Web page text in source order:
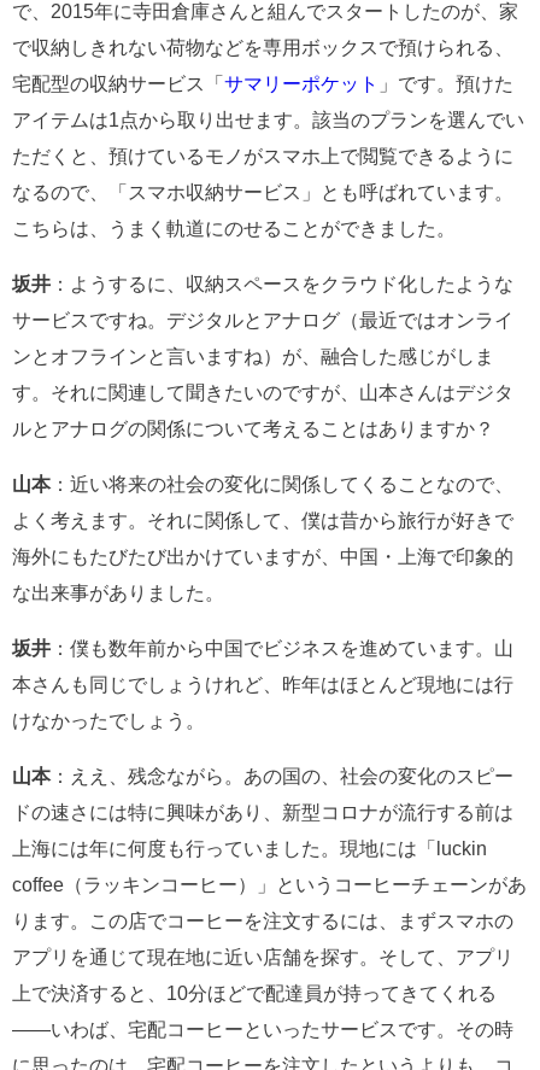
で、2015年に寺田倉庫さんと組んでスタートしたのが、家
で収納しきれない荷物などを専用ボックスで預けられる、
宅配型の収納サービス「 サマリーポケット 」です。預けた
アイテムは1点から取り出せます。該当のプランを選んでい
ただくと、預けているモノがスマホ上で閲覧できるように
なるので、「スマホ収納サービス」とも呼ばれています。
こちらは、うまく軌道にのせることができました。
坂井 ：ようするに、収納スペースをクラウド化したような
サービスですね。デジタルとアナログ（最近ではオンライ
ンとオフラインと言いますね）が、融合した感じがしま
す。それに関連して聞きたいのですが、山本さんはデジタ
ルとアナログの関係について考えることはありますか？
山本：近い将来の社会の変化に関係してくることなので、
よく考えます。それに関係して、僕は昔から旅行が好きで
海外にもたびたび出かけていますが、中国・上海で印象的
な出来事がありました。
坂井 ：僕も数年前から中国でビジネスを進めています。山
本さんも同じでしょうけれど、昨年はほとんど現地には行
けなかったでしょう。
山本：ええ、残念ながら。あの国の、社会の変化のスピー
ドの速さには特に興味があり、新型コロナが流行する前は
上海には年に何度も行っていました。現地には「luckin
coffee（ラッキンコーヒー）」というコーヒーチェーンがあ
ります。この店でコーヒーを注文するには、まずスマホの
アプリを通じて現在地に近い店舗を探す。そして、アプリ
上で決済すると、10分ほどで配達員が持ってきてくれる
――いわば、宅配コーヒーといったサービスです。その時